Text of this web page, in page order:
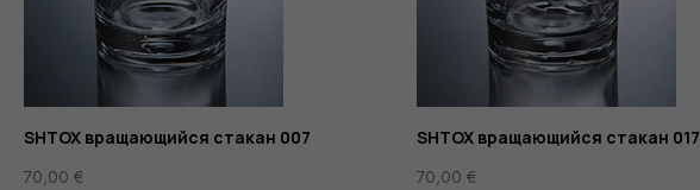
SHTOX вращающийся стакан 007
70,00 €
SHTOX вращающийся стакан 017
70,00 €